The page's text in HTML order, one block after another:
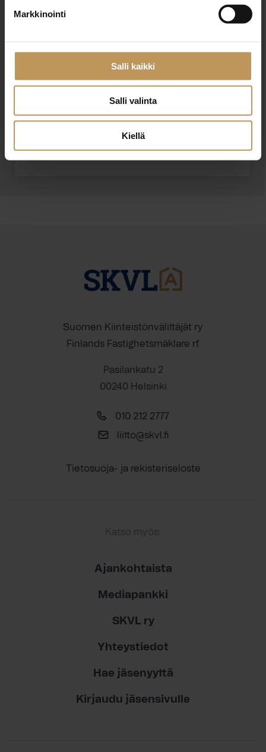
Markkinointi
Salli kaikki
Salli valinta
Kiellä
Suomen Kiinteistönvälittäjät ry
Finlands Fastighetsmäklare rf
Pasilankatu 2
00240 Helsinki
010 212 2777
liitto@skvl.fi
Tietosuoja- ja rekisteriseloste
Katso myös:
Ajankohtaista
Mediapankki
SKVL ry
Yhteystiedot
Hae jäsenyyttä
Kirjaudu jäsensivulle